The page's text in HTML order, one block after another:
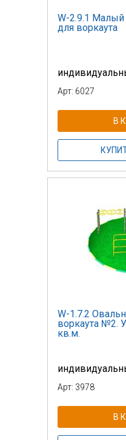
W-2.9.1
для воркаута
Арт: 6027
В
W-1.7.2
воркаута №2.
кв.м.
Арт: 3978
В